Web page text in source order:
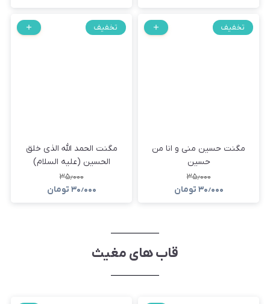
تخفیف
مگنت حسین منی و انا من
حسین
۳۵٫۰۰۰
۳۰٫۰۰۰ تومان
تخفیف
مگنت الحمد الله الذی خلق
الحسین (علیه السلام)
۳۵٫۰۰۰
۳۰٫۰۰۰ تومان
قاب های مغیث